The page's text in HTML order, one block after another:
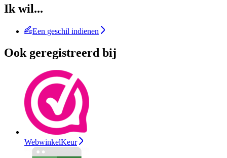
Ik wil...
Een geschil indienen
Ook geregistreerd bij
WebwinkelKeur